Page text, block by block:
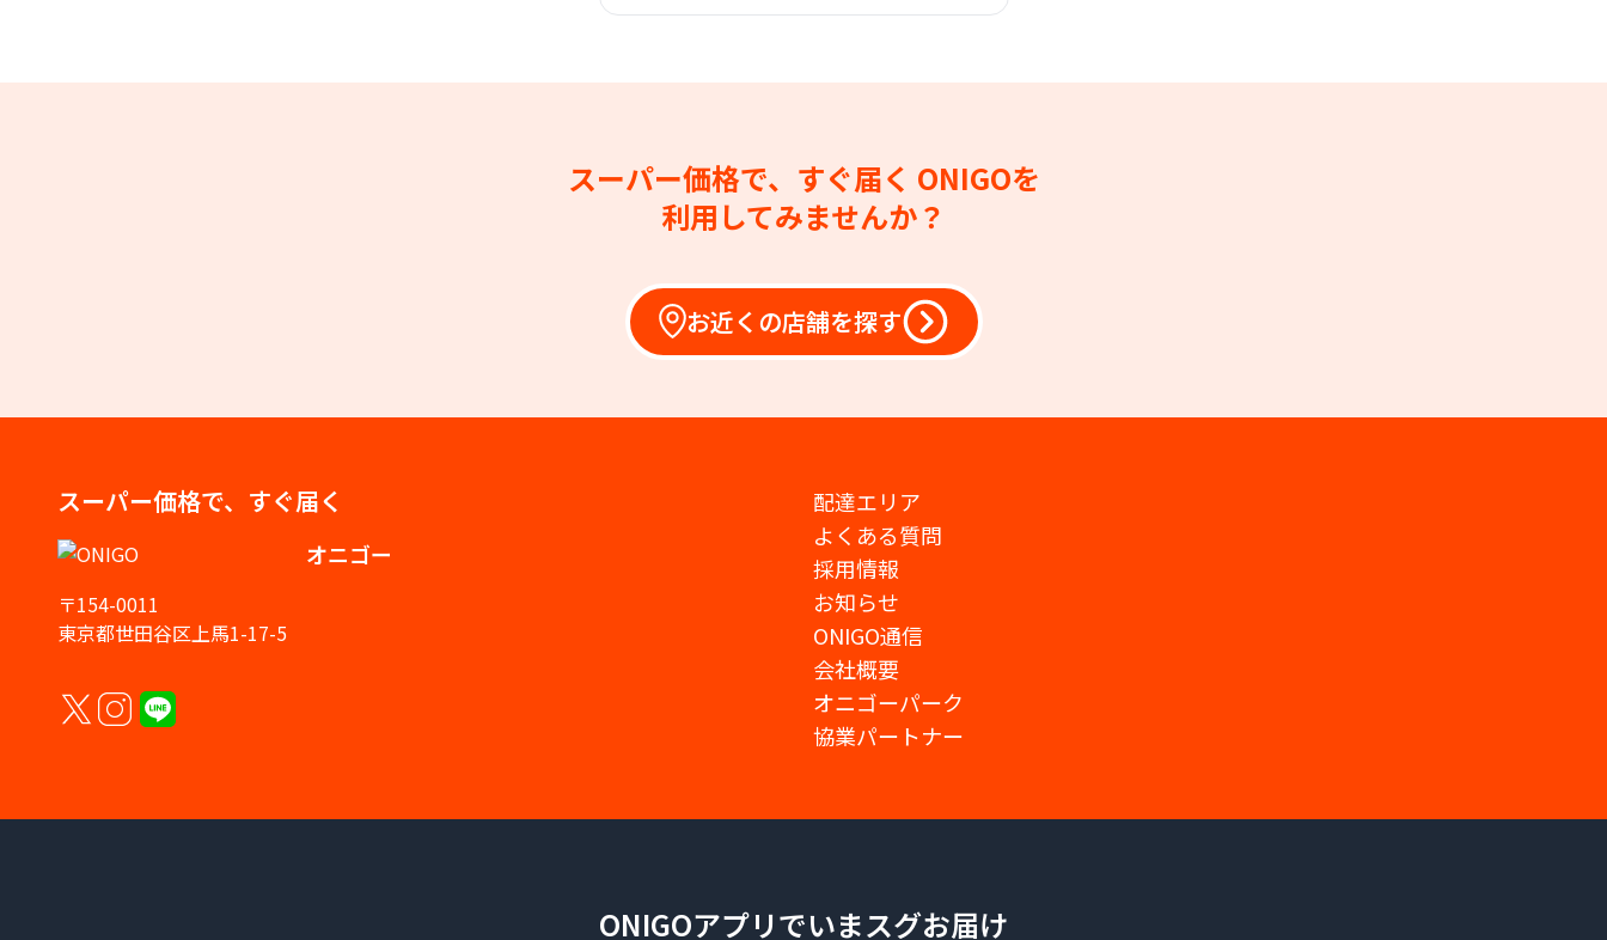
スーパー価格で、すぐ届く ONIGOを
利用してみませんか？
お近くの店舗を探す
スーパー価格で、すぐ届く
オニゴー
〒154-0011
東京都世田谷区上馬1-17-5
配達エリア
よくある質問
採用情報
お知らせ
ONIGO通信
会社概要
オニゴーパーク
協業パートナー
ONIGOアプリでいまスグお届け